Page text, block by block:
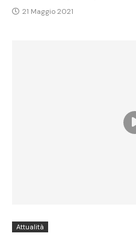
21 Maggio 2021
Attualità